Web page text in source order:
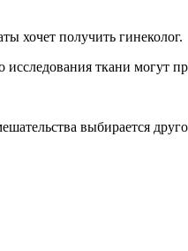
хочет получить гинеколог.
ткани могут
выбирается